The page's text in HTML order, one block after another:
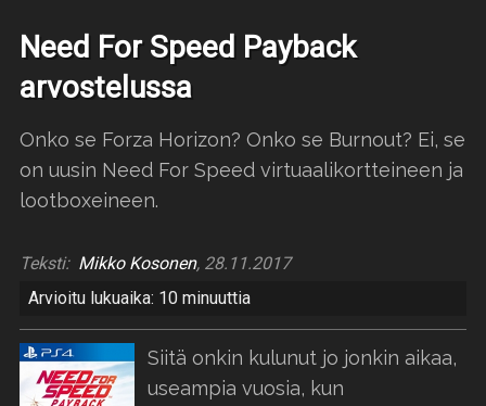
Need For Speed Payback
arvostelussa
Onko se Forza Horizon? Onko se Burnout? Ei, se
on uusin Need For Speed virtuaalikortteineen ja
lootboxeineen.
Teksti: Mikko Kosonen, 28.11.2017
Arvioitu lukuaika: 10 minuuttia
Siitä onkin kulunut jo jonkin aikaa,
useampia vuosia, kun